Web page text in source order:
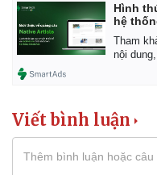
Hình
hệ
Tham
nội
Viết bình luận